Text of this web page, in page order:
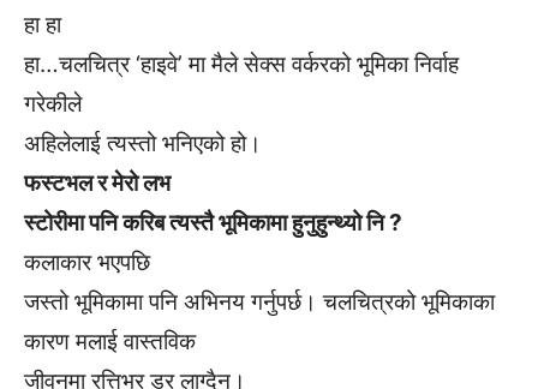
हा हा
हा…चलचित्र ‘हाइवे’ मा मैले सेक्स वर्करको भूमिका निर्वाह
गरेकीले
अहिलेलाई त्यस्तो भनिएको हो।
फस्टभल र मेरो लभ
स्टोरीमा पनि करिब त्यस्तै भूमिकामा हुनुहुन्थ्यो नि ?
कलाकार भएपछि
जस्तो भूमिकामा पनि अभिनय गर्नुपर्छ। चलचित्रको भूमिकाका
कारण मलाई वास्तविक
जीवनमा रत्तिभर डर लाग्दैन।